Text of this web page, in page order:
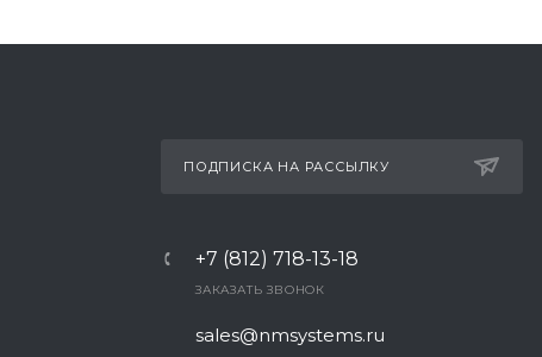
ПОДПИСКА НА РАССЫЛКУ
+7 (812) 718-13-18
ЗАКАЗАТЬ ЗВОНОК
sales@nmsystems.ru